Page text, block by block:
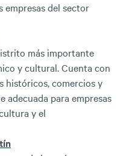
empresas del sector
más importante
y cultural. Cuenta con
históricos, comercios y
adecuada para empresas
y el